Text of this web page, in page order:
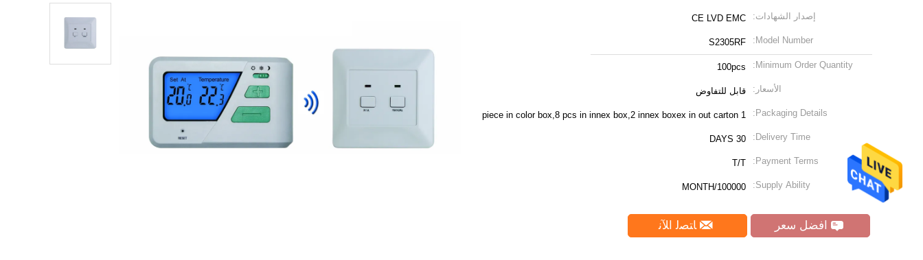
إصدار الشهادات: CE LVD EMC
Model Number:
S2305RF
Minimum Order Quantity:
100pcs
الأسعار: قابل للتفاوض
Packaging Details:
1 piece in color box,8 pcs in innex box,2 innex boxex in out carton
Delivery Time:
30 DAYS
Payment Terms:
T/T
Supply Ability:
100000/MONTH
افضل سعر ﺎﺘﺼﻟ ﺍﻶﻧ